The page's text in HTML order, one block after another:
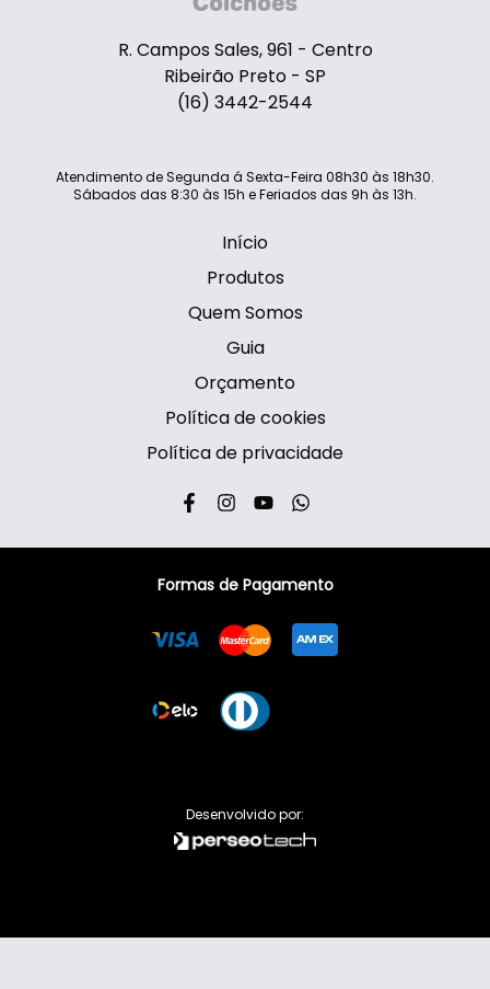
R. Campos Sales, 961 - Centro
Ribeirão Preto - SP
(16) 3442-2544
Atendimento de Segunda á Sexta-Feira 08h30 às 18h30.
Sábados das 8:30 às 15h e Feriados das 9h às 13h.
Início
Produtos
Quem Somos
Guia
Orçamento
Política de cookies
Política de privacidade
Formas de Pagamento
Visa MastercardAmerican Express
Elo Dinner
Desenvolvido por: